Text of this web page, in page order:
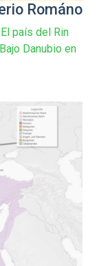
Románo
país del Rin
Danubio en